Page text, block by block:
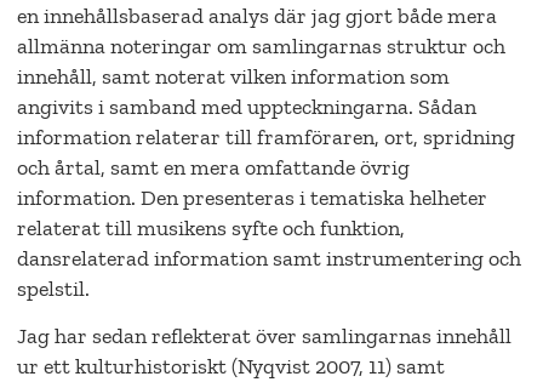
en innehållsbaserad analys där jag gjort både mera
allmänna noteringar om samlingarnas struktur och
innehåll, samt noterat vilken information som
angivits i samband med uppteckningarna. Sådan
information relaterar till framföraren, ort, spridning
och årtal, samt en mera omfattande övrig
information. Den presenteras i tematiska helheter
relaterat till musikens syfte och funktion,
dansrelaterad information samt instrumentering och
spelstil.
Jag har sedan reflekterat över samlingarnas innehåll
ur ett kulturhistoriskt (Nyqvist 2007, 11) samt